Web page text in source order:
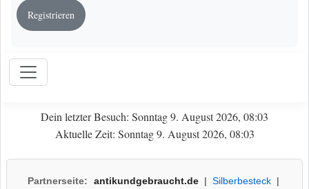
Registrieren
Dein letzter Besuch: Sonntag 9. August 2026, 08:03
Aktuelle Zeit: Sonntag 9. August 2026, 08:03
Partnerseite: antikundgebraucht.de| Silberbesteck|